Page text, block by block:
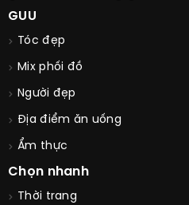
GUU
Tóc đẹp
Mix phối đồ
Người đẹp
Địa điểm ăn uống
Ẩm thực
Chọn nhanh
Thời trang